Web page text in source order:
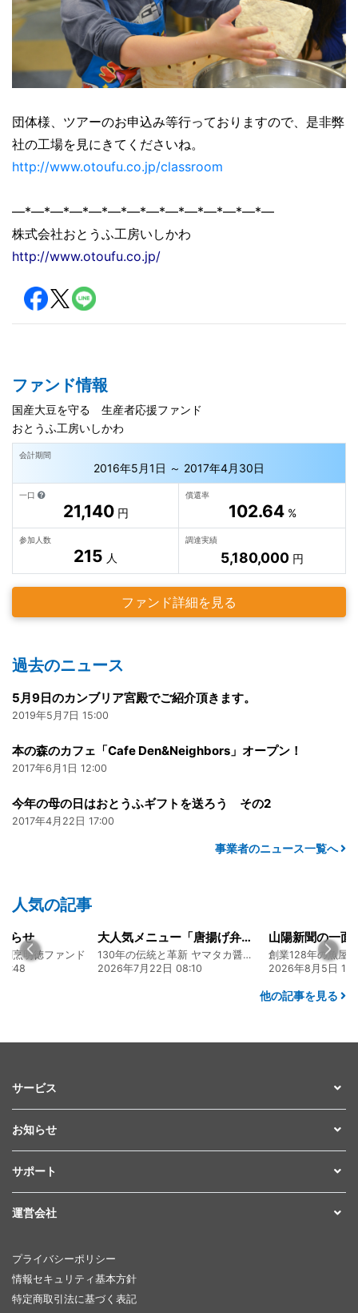
団体様、ツアーのお申込み等行っておりますので、是非弊
社の工場を見にきてくださいね。
http://www.otoufu.co.jp/classroom
―*―*―*―*―*―*―*―*―*―*―*―*―*―
株式会社おとうふ工房いしかわ
http://www.otoufu.co.jp/
ファンド情報
国産大豆を守る 生産者応援ファンド
おとうふ工房いしかわ
会計期間
2016年5月1日 ～ 2017年4月30日
一口
21,140円
償還率
102.64%
参加人数
215 人
調達実績
5,180,000 円
ファンド詳細を見る
過去のニュース
5月9日のカンブリア宮殿でご紹介頂きます。
2019年5月7日 15:00
本の森のカフェ「Cafe Den&Neighbors」オープン！
2017年6月1日 12:00
今年の母の日はおとうふギフトを送ろう その2
2017年4月22日 17:00
事業者のニュース一覧へ
人気の記事
らせ
烹明徳ファンド
大人気メニュー「唐揚げ弁当」のレシピをご紹介します！
130年の伝統と革新 ヤマタカ醤油ファンド
2026年7月22日 08:10
2026年8月5日
他の記事を見る
サービス
お知らせ
サポート
運営会社
プライバシーポリシー
情報セキュリティ基本方針
特定商取引法に基づく表記